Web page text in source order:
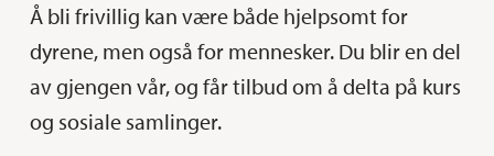
Å bli frivillig kan være både hjelpsomt for
dyrene, men også for mennesker. Du blir en del
av gjengen vår, og får tilbud om å delta på kurs
og sosiale samlinger.